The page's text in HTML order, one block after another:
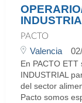
PACTO
Valencia
En PACTO ETT
INDUSTRIAL
del sector
Pacto somos